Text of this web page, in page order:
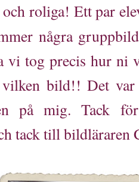
roliga! Ett par
några
vi tog precis hur ni
bild!! Det
på mig.Tack
tack till